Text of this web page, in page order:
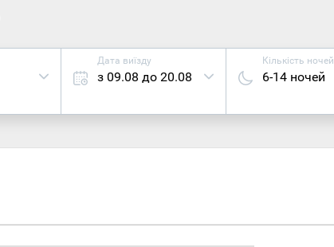
Дата виїзду
з 09.08 до 20.08
Кількість ночей
6-14 ночей